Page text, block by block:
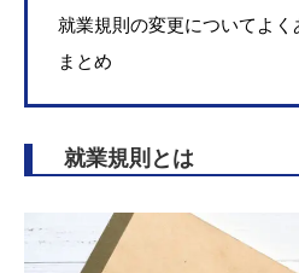
就業規則の変更についてよく
まとめ
就業規則とは